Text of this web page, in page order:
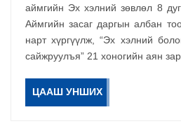
аймгийн Эх хэлний зөвлөл 8
Аймгийн засаг даргын албан
нарт хүргүүлж, “Эх хэлний
сайжруулъя” 21 хоногийн аян
ЦААШ УНШИХ